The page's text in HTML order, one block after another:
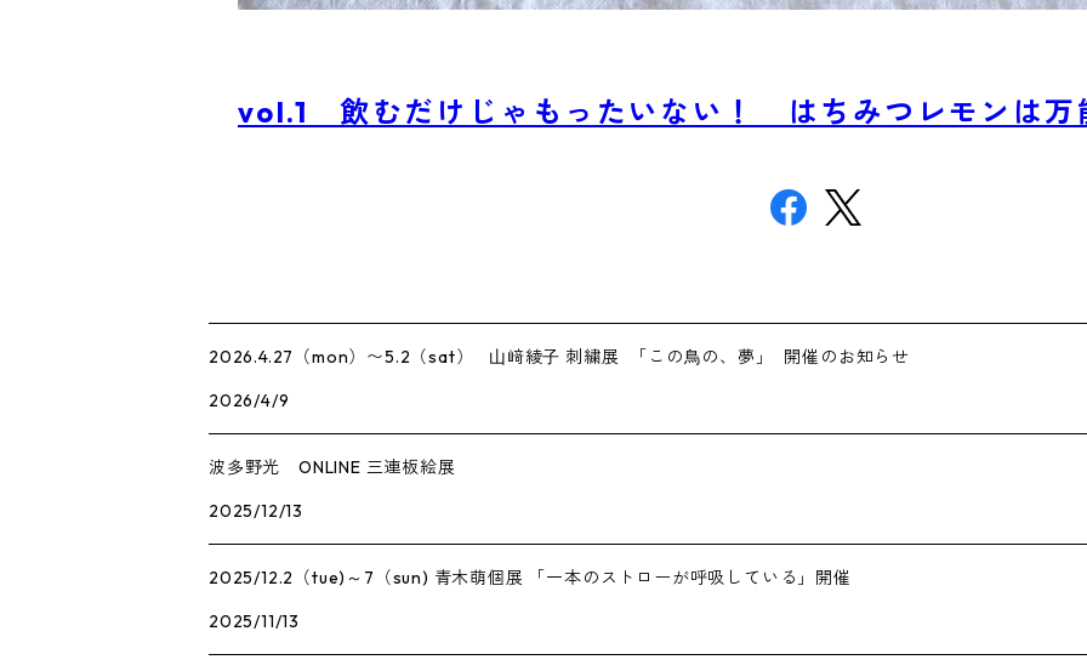
vol.1 飲むだけじゃもったいない！ はちみつレモンは万
2026.4.27（mon）〜5.2（sat） ⼭﨑綾⼦ 刺繍展 「この⿃の、夢」 開催のお知らせ
2026/4/9
波多野光 ONLINE 三連板絵展
2025/12/13
2025/12.2（tue)～7（sun) 青木萌個展 「一本のストローが呼吸している」開催
2025/11/13